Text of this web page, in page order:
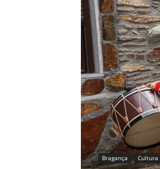
Bragança Cultura